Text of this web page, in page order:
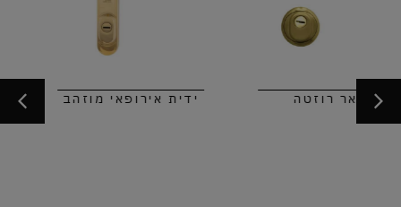
ידית אירופאי מוזהב פאר פלטה –